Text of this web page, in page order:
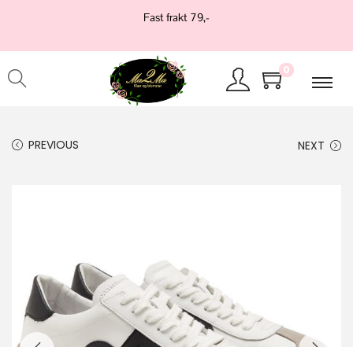
Fast frakt 79,-
0
PREVIOUS NEXT